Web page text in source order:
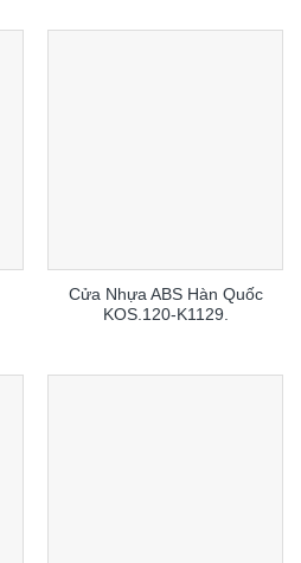
Cửa Nhựa ABS Hàn Quốc
KOS.120-K1129.